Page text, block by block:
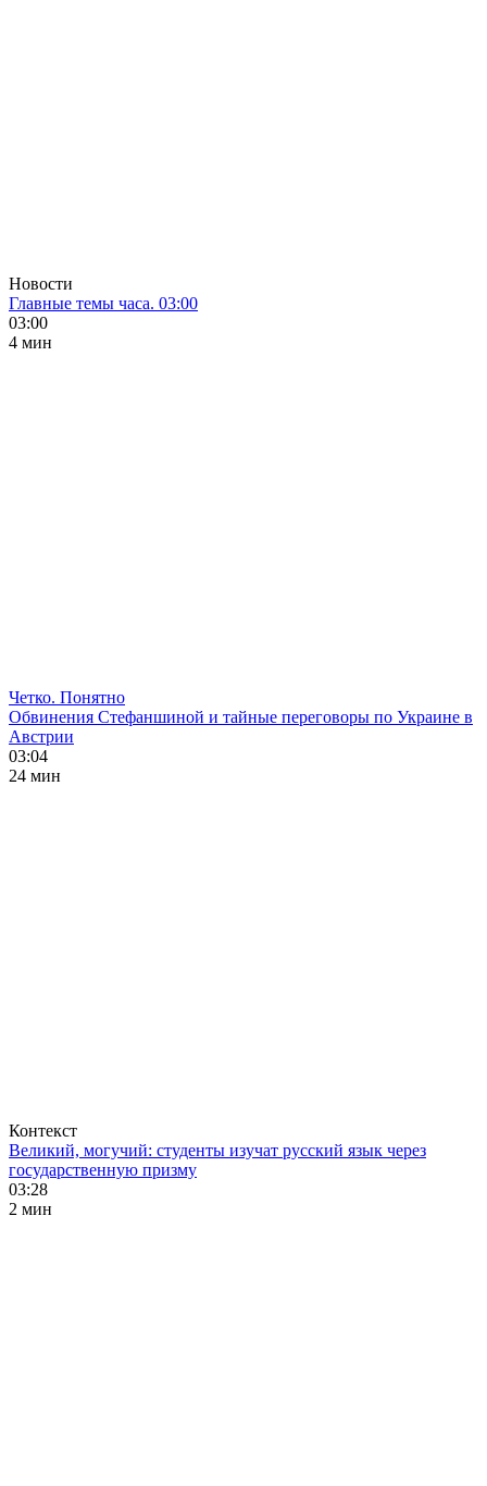
Новости
Главные темы часа. 03:00
03:00
4 мин
Четко. Понятно
Обвинения Стефаншиной и тайные переговоры по Украине в
Австрии
03:04
24 мин
Контекст
Великий, могучий: студенты изучат русский язык через
государственную призму
03:28
2 мин